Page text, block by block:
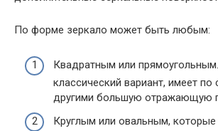
По форме зеркало может быть любым:
Квадратным или
классический вариант, имеет по
другими большую отражающую
Круглым или овальным, которые